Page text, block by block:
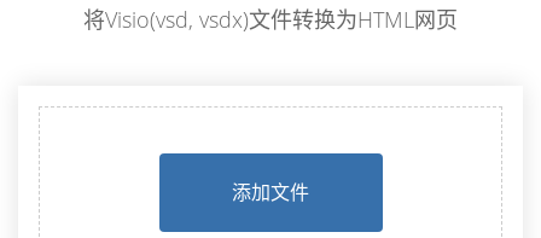
将Visio(vsd, vsdx)文件转换为HTML网页
添加文件